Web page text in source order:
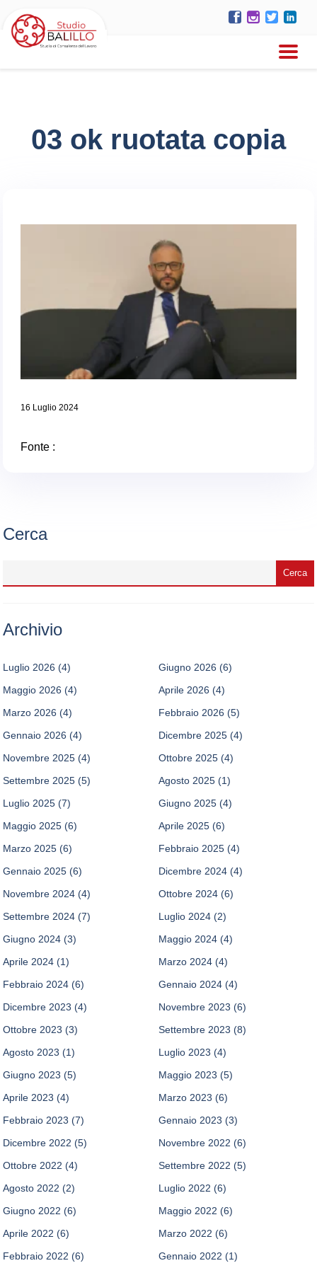
03 ok ruotata copia
16 Luglio 2024
Fonte :
Cerca
Archivio
Luglio 2026 (4) Giugno 2026 (6)
Maggio 2026 (4) Aprile 2026 (4)
Marzo 2026 (4) Febbraio 2026 (5)
Gennaio 2026 (4) Dicembre 2025 (4)
Novembre 2025 (4) Ottobre 2025 (4)
Settembre 2025 (5) Agosto 2025 (1)
Luglio 2025 (7) Giugno 2025 (4)
Maggio 2025 (6) Aprile 2025 (6)
Marzo 2025 (6) Febbraio 2025 (4)
Gennaio 2025 (6) Dicembre 2024 (4)
Novembre 2024 (4) Ottobre 2024 (6)
Settembre 2024 (7) Luglio 2024 (2)
Giugno 2024 (3) Maggio 2024 (4)
Aprile 2024 (1) Marzo 2024 (4)
Febbraio 2024 (6) Gennaio 2024 (4)
Dicembre 2023 (4) Novembre 2023 (6)
Ottobre 2023 (3) Settembre 2023 (8)
Agosto 2023 (1) Luglio 2023 (4)
Giugno 2023 (5) Maggio 2023 (5)
Aprile 2023 (4) Marzo 2023 (6)
Febbraio 2023 (7) Gennaio 2023 (3)
Dicembre 2022 (5) Novembre 2022 (6)
Ottobre 2022 (4) Settembre 2022 (5)
Agosto 2022 (2) Luglio 2022 (6)
Giugno 2022 (6) Maggio 2022 (6)
Aprile 2022 (6) Marzo 2022 (6)
Febbraio 2022 (6) Gennaio 2022 (1)